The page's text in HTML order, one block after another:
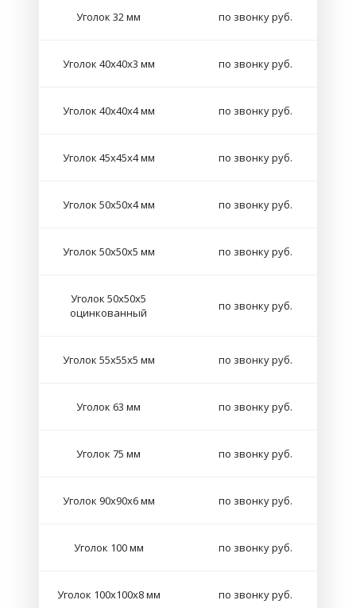
Уголок 32 мм по звонку руб.
Уголок 40х40х3 мм по звонку руб.
Уголок 40х40х4 мм по звонку руб.
Уголок 45х45х4 мм по звонку руб.
Уголок 50х50х4 мм по звонку руб.
Уголок 50х50х5 мм по звонку руб.
Уголок 50х50х5
оцинкованный
по звонку руб.
Уголок 55х55х5 мм по звонку руб.
Уголок 63 мм по звонку руб.
Уголок 75 мм по звонку руб.
Уголок 90х90х6 мм по звонку руб.
Уголок 100 мм по звонку руб.
Уголок 100х100х8 мм по звонку руб.